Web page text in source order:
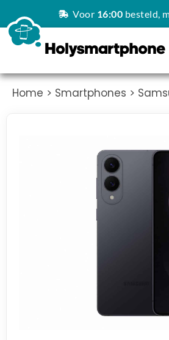
Voor 16:00 besteld,
Home > Smartphones >